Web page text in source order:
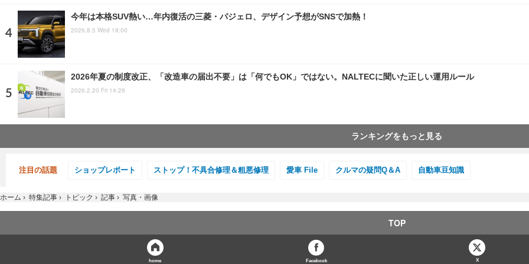
今年は本格SUV熱い…年内復活の三菱・パジェロ、デザイン予想がSNSで加熱！
2026.8.5 Wed 18:00
2026年夏の制度改正、「改造車の届出不要」は「何でもOK」ではない。NALTECに聞いた正しい運用ルール
2026.2.20 Fri 14:29
ランキングをもっと見る
注目の話題 ショップレポート ストップ！不具合修理＆粗悪修理 愛車 File クルマの疑問Q＆A 自動車豆知識
ホーム › 特集記事 › トピック › 記事 › 写真・画像
TOP
home Facebook X